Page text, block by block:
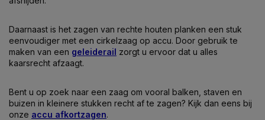
Daarnaast is het zagen van rechte houten planken een stuk
eenvoudiger met een cirkelzaag op accu. Door gebruik te
maken van een geleiderail zorgt u ervoor dat u alles
kaarsrecht afzaagt.
Bent u op zoek naar een zaag om vooral balken, staven en
buizen in kleinere stukken recht af te zagen? Kijk dan eens bij
onze accu afkortzagen.